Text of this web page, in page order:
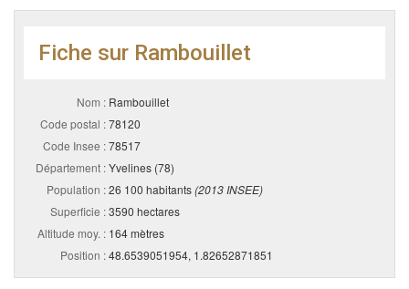
Fiche sur Rambouillet
Nom : Rambouillet
Code postal :78120
Code Insee :78517
Département :Yvelines (78)
Population :26 100 habitants(2013 INSEE)
Superficie :3590 hectares
Altitude moy. : 164 mètres
Position :48.6539051954, 1.82652871851